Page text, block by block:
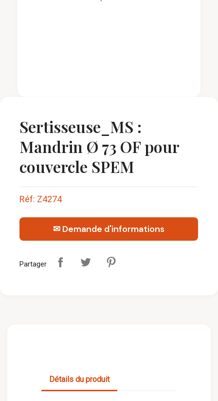
Sertisseuse_MS :
Mandrin Ø 73 OF pour
couvercle SPEM
Réf: Z4274
✉ Demande d'informations
Partager
Détails du produit